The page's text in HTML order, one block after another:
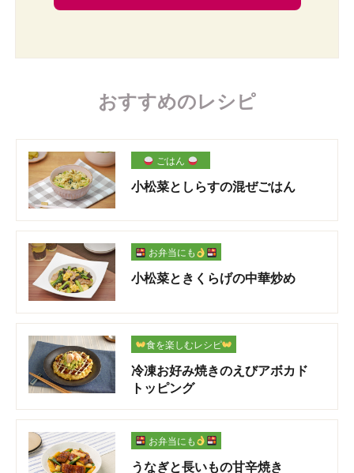
おすすめのレシピ
ごはん
小松菜としらすの混ぜごはん
お弁当にも
小松菜ときくらげの中華炒め
食を楽しむレシピ
冷凍お好み焼きのえびアボカド
トッピング
お弁当にも
うなぎと長いもの甘辛焼き